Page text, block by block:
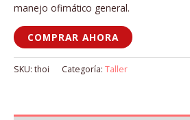
manejo ofimático general.
COMPRAR AHORA
SKU: thoi Categoría: Taller